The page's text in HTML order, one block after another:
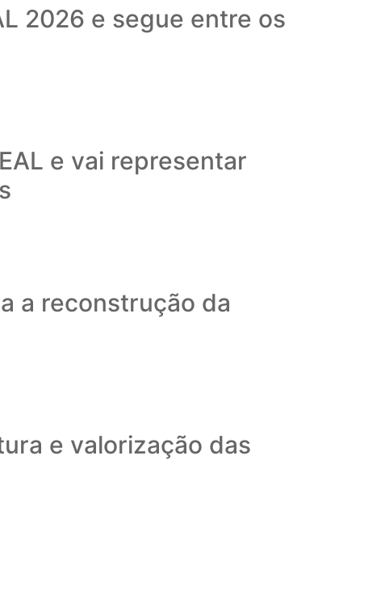
2026 e segue entre os
e vai representar
a reconstrução da
e valorização das